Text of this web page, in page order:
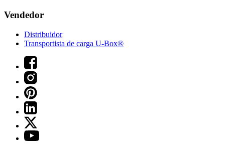
Vendedor
Distribuidor
Transportista de carga U-Box®